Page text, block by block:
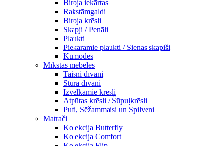
Biroja iekārtas
Rakstāmgaldi
Biroja krēsli
Skapji / Penāli
Plaukti
Piekaramie plaukti / Sienas skapiši
Kumodes
Mīkstās mēbeles
Taisni dīvāni
Stūra dīvāni
Izvelkamie krēsli
Atpūtas krēsli / Šūpuļkrēsli
Pufi, Sēžammaisi un Spilveni
Matrači
Kolekcija Butterfly
Kolekcija Comfort